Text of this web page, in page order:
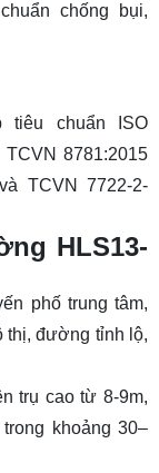
chống bụi,
tiêu chuẩn ISO
TCVN 8781:2015
TCVN 7722-2-
HLS13-
phố trung tâm,
thị, đường tỉnh lộ,
trụ cao từ 8-9m,
khoảng 30–